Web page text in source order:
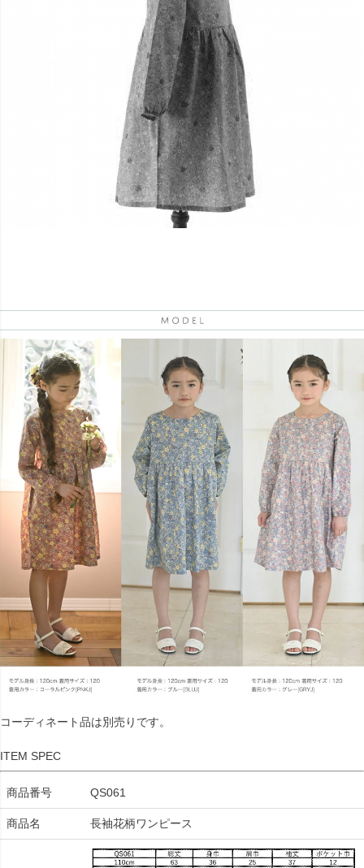
コーディネート品は別売りです。
ITEM SPEC
商品番号 QS061
商品名 長袖花柄ワンピース